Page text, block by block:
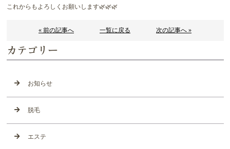
これからもよろしくお願いします🌿🌿🌿
« 前の記事へ 一覧に戻る 次の記事へ »
カテゴリー
お知らせ
脱毛
エステ